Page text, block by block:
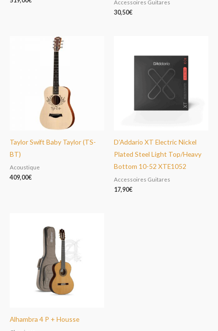
Accessoires Guitares
30,50€
Taylor Swift Baby Taylor (TS-
BT)
Acoustique
409,00€
D’Addario XT Electric Nickel
Plated Steel Light Top/Heavy
Bottom 10-52 XTE1052
Accessoires Guitares
17,90€
Alhambra 4 P + Housse